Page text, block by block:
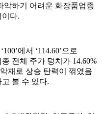
악하기 어려운 화장품업종
다.
에서 ‘114.60’으로
전체 주가 덩치가 14.60%
재로 상승 탄력이 꺾였음
볼 수 있다.